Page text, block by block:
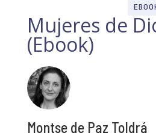
Mujeres de
(Ebook)
Montse de Paz Toldrá